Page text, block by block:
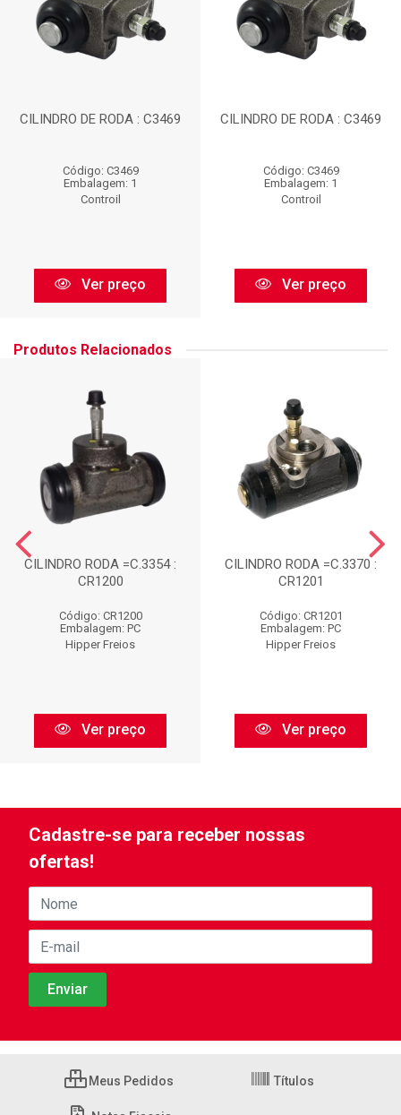
CILINDRO DE RODA : C3469
Código: C3469
Embalagem: 1
Controil
Ver preço
CILINDRO DE RODA : C3469
Código: C3469
Embalagem: 1
Controil
Ver preço
Produtos Relacionados
CILINDRO RODA =C.3354 :
CR1200
Código: CR1200
Embalagem: PC
Hipper Freios
Ver preço
CILINDRO RODA =C.3370 :
CR1201
Código: CR1201
Embalagem: PC
Hipper Freios
Ver preço
Cadastre-se para receber nossas
ofertas!
Meus Pedidos Títulos